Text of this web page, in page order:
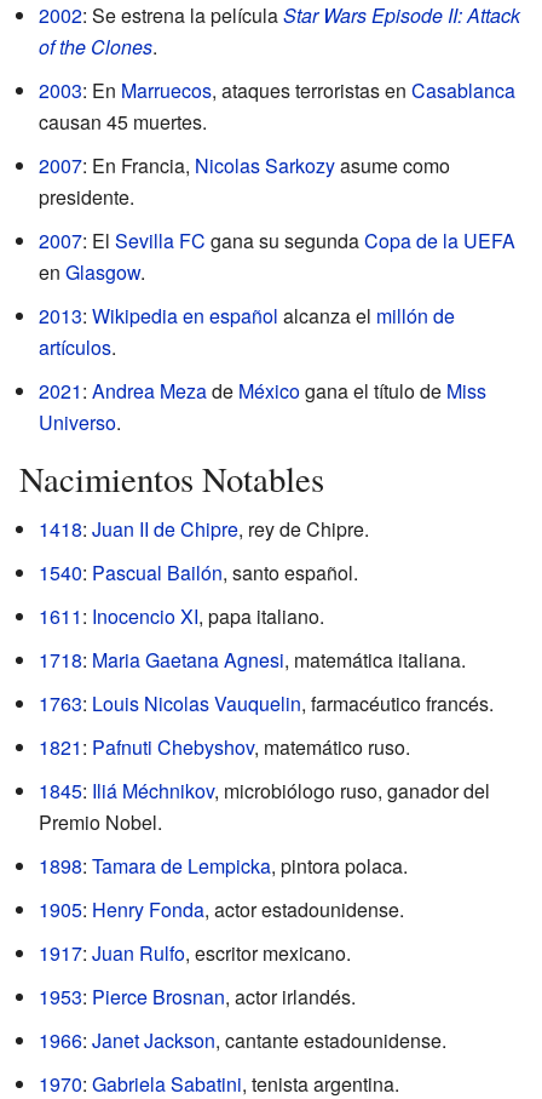
2002: Se estrena la películaStar Wars Episode II: Attack
of the Clones.
2003: En Marruecos, ataques terroristas en Casablanca
causan 45 muertes.
2007: En Francia, Nicolas Sarkozyasume como
presidente.
2007: El Sevilla FC gana su segundaCopa de la UEFA
en Glasgow.
2013: Wikipedia en español alcanza el millón de
artículos.
2021: Andrea Mezade Méxicogana el título de Miss
Universo.
Nacimientos Notables
1418: Juan II de Chipre, rey de Chipre.
1540: Pascual Bailón, santo español.
1611: Inocencio XI, papa italiano.
1718: Maria Gaetana Agnesi, matemática italiana.
1763: Louis Nicolas Vauquelin, farmacéutico francés.
1821: Pafnuti Chebyshov, matemático ruso.
1845: Iliá Méchnikov, microbiólogo ruso, ganador del
Premio Nobel.
1898: Tamara de Lempicka, pintora polaca.
1905: Henry Fonda, actor estadounidense.
1917: Juan Rulfo, escritor mexicano.
1953: Pierce Brosnan, actor irlandés.
1966: Janet Jackson, cantante estadounidense.
1970: Gabriela Sabatini, tenista argentina.